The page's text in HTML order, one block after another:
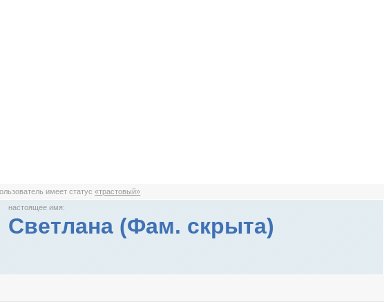
имеет статус«трастовый»
настоящее имя:
Светлана (Фам. скрыта)